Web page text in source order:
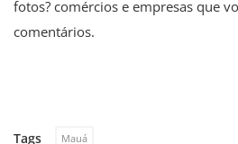
fotos? comércios e empresas que
comentários.
Tags Mauá